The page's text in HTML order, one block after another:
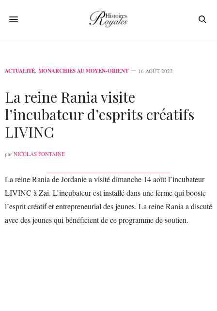
ACTUALITÉ, MONARCHIES AU MOYEN-ORIENT 16 AOÛT 2022
La reine Rania visite
l’incubateur d’esprits créatifs
LIVINC
par NICOLAS FONTAINE
La reine Rania de Jordanie a visité dimanche 14 août l’incubateur
LIVINC à Zai. L’incubateur est installé dans une ferme qui booste
l’esprit créatif et entrepreneurial des jeunes. La reine Rania a discuté
avec des jeunes qui bénéficient de ce programme de soutien.